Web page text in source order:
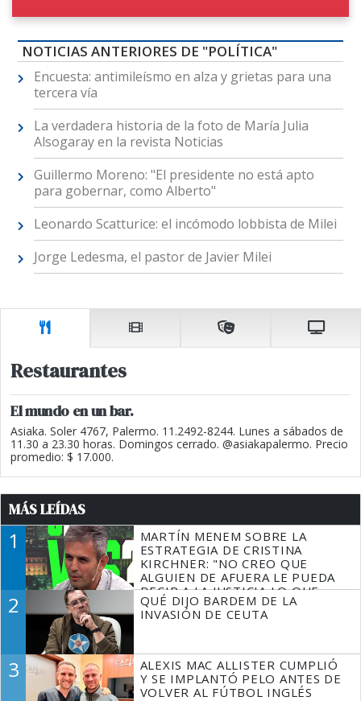
NOTICIAS ANTERIORES DE "POLÍTICA"
Encuesta: antimileísmo en alza y grietas para una
tercera vía
La verdadera historia de la foto de María Julia
Alsogaray en la revista Noticias
Guillermo Moreno: "El presidente no está apto
para gobernar, como Alberto"
Leonardo Scatturice: el incómodo lobbista de Milei
Jorge Ledesma, el pastor de Javier Milei
Restaurantes
El mundo en un bar.
Asiaka. Soler 4767, Palermo. 11.2492-8244. Lunes a sábados de
11.30 a 23.30 horas. Domingos cerrado. @asiakapalermo. Precio
promedio: $ 17.000.
MÁS LEÍDAS
1
MARTÍN MENEM SOBRE LA
ESTRATEGIA DE CRISTINA
KIRCHNER: "NO CREO QUE
ALGUIEN DE AFUERA LE PUEDA
DECIR A LA JUSTICIA LO QUE
TIENE QUE HACER"
2
QUÉ DIJO BARDEM DE LA
INVASIÓN DE CEUTA
3
ALEXIS MAC ALLISTER CUMPLIÓ
Y SE IMPLANTÓ PELO ANTES DE
VOLVER AL FÚTBOL INGLÉS